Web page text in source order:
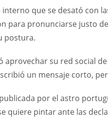
interno que se desató con
para pronunciarse justo
postura.
aprovechar su red social
un mensaje corto,
por el astro
quiere pintar ante las